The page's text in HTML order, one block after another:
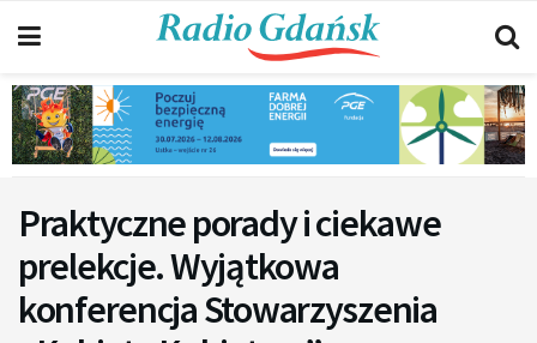
Praktyczne porady i ciekawe
prelekcje. Wyjątkowa
konferencja Stowarzyszenia